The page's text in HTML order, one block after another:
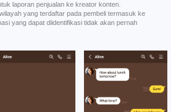
laporan penjualan ke kreator konten.
yang terdaftar pada pembeli termasuk ke
yang dapat diidentifikasi tidak akan pernah